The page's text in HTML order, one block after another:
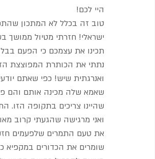
היי לכם!
טוב זה בכלל לא המתכון
ישראלי! חזרתי מטיול
תכינו את עצמכם כי הפעם
נתתי את הכותרת המפוצצת
ואנרגתית שיש! כפי שאתם
שאמא שלה מכינה אותם והם
שהיינו צריכים בתקופה הזו.
ואני מרגישה שהגעתי קרוב
את טעם התמרים שלפעמים חזק
שומרים את הכדורים